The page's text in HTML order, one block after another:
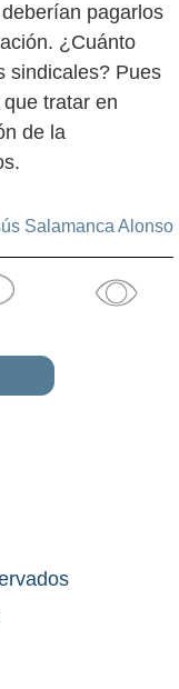
pagarlos
¿Cuánto
sindicales? Pues
tratar en
de la
Salamanca Alonso